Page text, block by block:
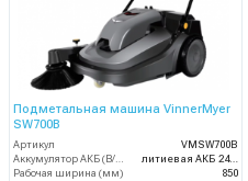
Подметальная машина VinnerMyer
SW700B
Артикул
VMSW700B
Аккумулятор АКБ (В/А·ч)
литиевая АКБ 24Ач
Рабочая ширина (мм)
850